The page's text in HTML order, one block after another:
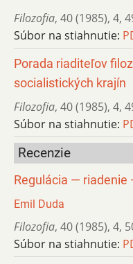
Filozofia, 40 (1985), 4,
Súbor na stiahnutie:
Porada riaditeľov
socialistických krajín
Filozofia, 40 (1985), 4,
Súbor na stiahnutie:
Recenzie
Regulácia — riadenie
Emil Duda
Filozofia, 40 (1985), 4,
Súbor na stiahnutie: